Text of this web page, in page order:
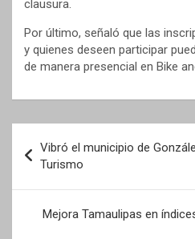
clausura.
Por último, señaló que las
y quienes deseen participar
de manera presencial en Bike
de
entradas
Vibró el municipio de
Turismo
Mejora Tamaulipas en